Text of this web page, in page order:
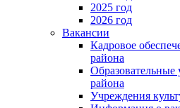
2025 год
2026 год
Вакансии
Кадровое
района
района
Учреждения